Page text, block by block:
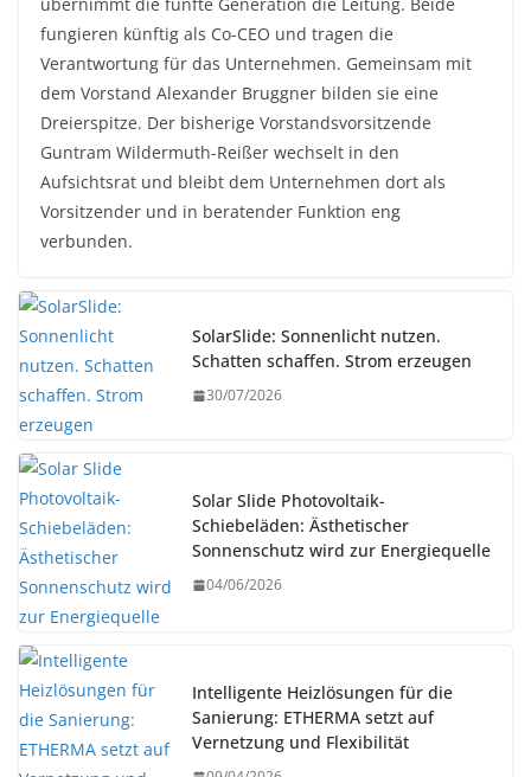
fungieren künftig als Co-CEO und tragen die
Verantwortung für das Unternehmen. Gemeinsam mit
dem Vorstand Alexander Bruggner bilden sie eine
Dreierspitze. Der bisherige Vorstandsvorsitzende
Guntram Wildermuth-Reißer wechselt in den
Aufsichtsrat und bleibt dem Unternehmen dort als
Vorsitzender und in beratender Funktion eng
verbunden.
SolarSlide: Sonnenlicht nutzen.
Schatten schaffen. Strom erzeugen
30/07/2026
Solar Slide Photovoltaik-
Schiebeläden: Ästhetischer
Sonnenschutz wird zur Energiequelle
04/06/2026
Intelligente Heizlösungen für die
Sanierung: ETHERMA setzt auf
Vernetzung und Flexibilität